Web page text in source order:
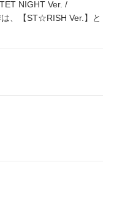
NIGHT Ver. /
、【ST☆RISH Ver.】と